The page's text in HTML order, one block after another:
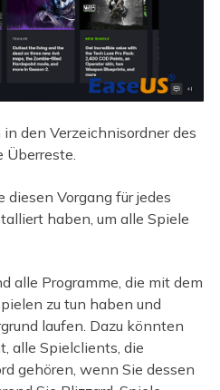
den Verzeichnisordner des
Überreste.
Vorgang für jedes
haben, um alle Spiele
alle Programme, die mit dem
zu tun haben und
laufen. Dazu könnten
alle Spielclients, die
gehören, wenn Sie dessen